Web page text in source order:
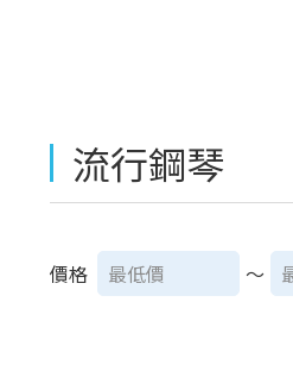
流行鋼琴
價格 ～